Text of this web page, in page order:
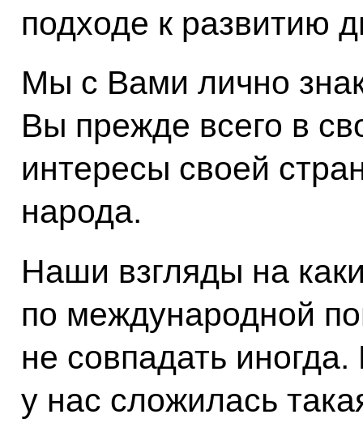
подходе к развитию
Мы с Вами лично
Вы прежде всего в
интересы своей
народа.
Наши взгляды на
по международной
не совпадать
у нас сложилась